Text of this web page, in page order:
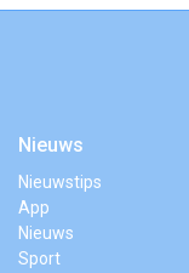
Nieuws
Nieuwstips
App
Nieuws
Sport